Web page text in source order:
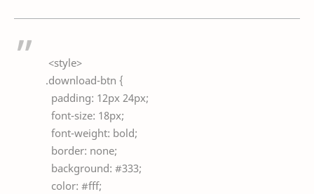
<style>
.download-btn {
padding: 12px 24px;
font-size: 18px;
font-weight: bold;
border: none;
background: #333;
color: #fff;